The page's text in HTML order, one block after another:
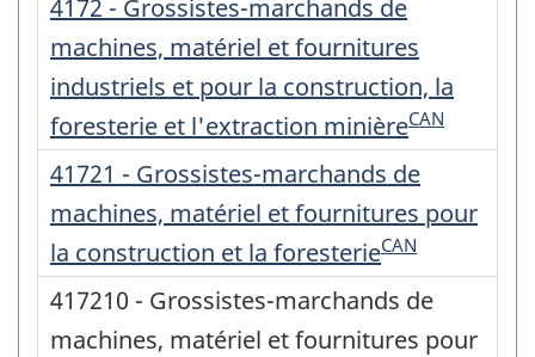
4172 - Grossistes-marchands de
machines, matériel et fournitures
industriels et pour la construction, la
foresterie et l'extraction minièreCAN
41721 - Grossistes-marchands de
machines, matériel et fournitures pour
la construction et la foresterieCAN
417210 - Grossistes-marchands de
machines, matériel et fournitures pour